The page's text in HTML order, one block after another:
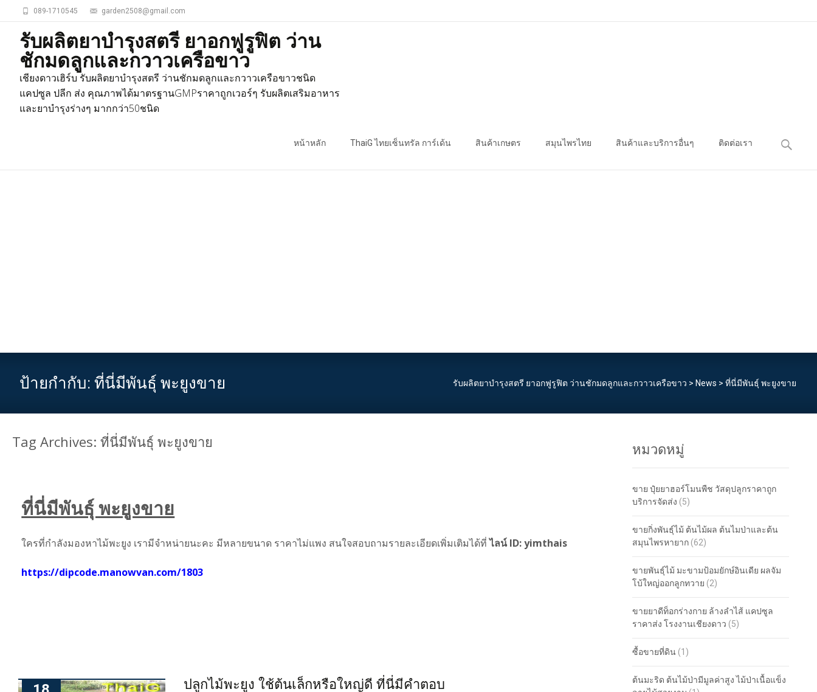
089-1710545 garden2508@gmail.com
รับผลิตยาบำรุงสตรี ยาอกฟูรูฟิต ว่าน
ชักมดลูกและกวาวเครือขาว
เชียงดาวเฮิร์บ รับผลิตยาบำรุงสตรี ว่านชักมดลูกและกวาวเครือขาวชนิด
แคปซูล ปลีก ส่ง คุณภาพได้มาตรฐานGMPราคาถูกเวอร์ๆ รับผลิตเสริมอาหาร
และยาบำรุงร่างๆ มากกว่า50ชนิด
หน้าหลัก ThaiG ไทยเซ็นทรัล การ์เด้น สินค้าเกษตร สมุนไพรไทย สินค้าและบริการอื่นๆ ติดต่อเรา
ค้นหา
สำหรับ:
ป้ายกำกับ: ที่นี่มีพันธุ์ พะยูงขาย รับผลิตยาบำรุงสตรี ยาอกฟูรูฟิต ว่านชักมดลูกและกวาวเครือขาว > News >ที่นี่มีพันธุ์ พะยูงขาย
Tag Archives: ที่นี่มีพันธุ์ พะยูงขาย
ที่นี่มีพันธุ์ พะยูงขาย
ใครที่กำลังมองหาไม้พะยูง เรามีจำหน่ายนะคะ มีหลายขนาด ราคาไม่แพง สนใจสอบถามรายละเอียดเพิ่มเติมได้ที่ไลน์ ID: yimthais
https://dipcode.manowvan.com/1803
ปลูกไม้พะยูง ใช้ต้นเล็กหรือใหญ่ดี ที่นี่มีคำตอบ
หมวดหมู่
ขาย ปุ๋ยยาฮอร์โมนพืช วัสดุปลูกราคาถูก
บริการจัดส่ง (5)
ขายกิ่งพันธุ์ไม้ ต้นไม้ผล ต้นไมป่าและต้น
สมุนไพรหายาก (62)
ขายพันธุ์ไม้ มะขามป้อมยักษ์อินเดีย ผลจัม
โบ้ใหญ่ออกลูกทวาย (2)
ขายยาดีท็อกร่างกาย ล้างลำไส้ แคปซูล
ราคาส่ง โรงงานเชียงดาว (5)
ซื้อขายที่ดิน (1)
ต้นมะริด ต้นไม้ป่ามีมูลค่าสูง ไม้ป่าเนื้อแข็ง